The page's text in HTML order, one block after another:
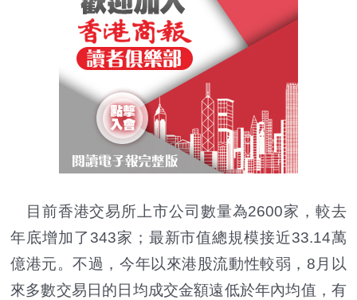
目前香港交易所上市公司數量為2600家，較去
年底增加了343家；最新市值總規模接近33.14萬
億港元。不過，今年以來港股流動性較弱，8月以
來多數交易日的日均成交金額遠低於年內均值，有